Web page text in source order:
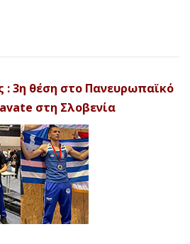
: 3η θέση στο Πανευρωπαϊκό
στη Σλοβενία